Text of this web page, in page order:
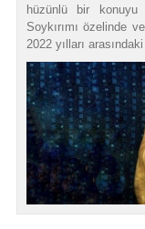
hüzünlü bir konuyu
Soykırımı özelinde
2022 yılları